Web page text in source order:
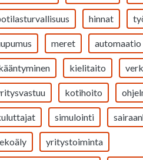
hinnat
meret automaatio
kielitaito
kotihoito
simulointi
yritystoiminta